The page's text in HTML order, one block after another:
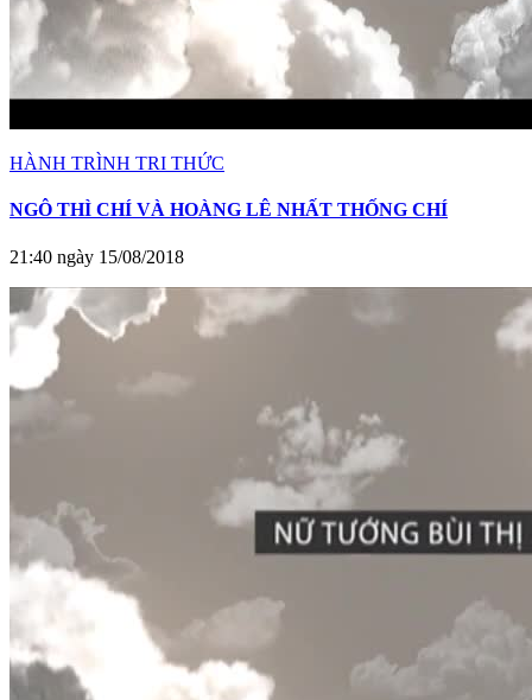
HÀNH TRÌNH TRI THỨC
NGÔ THÌ CHÍ VÀ HOÀNG LÊ NHẤT THỐNG CHÍ
21:40 ngày 15/08/2018